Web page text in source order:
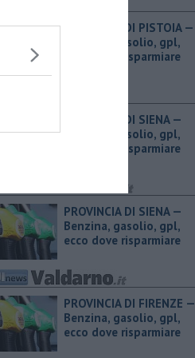
PROVINCIA DI PISTOIA — ​
Benzina, gasolio, gpl,
ecco dove risparmiare
PROVINCIA DI SIENA — ​
Benzina, gasolio, gpl,
ecco dove risparmiare
PROVINCIA DI SIENA — ​
Benzina, gasolio, gpl,
ecco dove risparmiare
PROVINCIA DI FIRENZE — ​
Benzina, gasolio, gpl,
ecco dove risparmiare